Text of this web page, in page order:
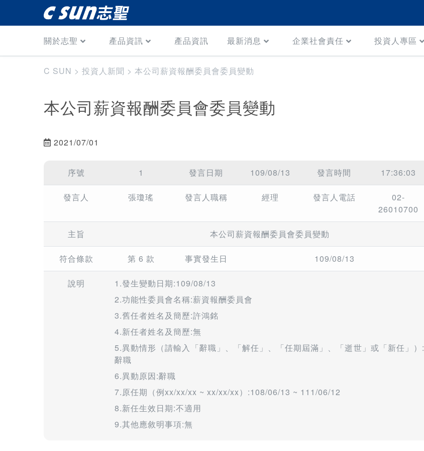
關於志聖 產品資訊 產品資訊 最新消息 企業社會責任 投資人專區
C SUN > 投資人新聞 > 本公司薪資報酬委員會委員變動
本公司薪資報酬委員會委員變動
2021/07/01
序號 1 發言日期 109/08/13 發言時間 17:36:03
發言人 張瓊瑤 發言人職稱 經理 發言人電話
02-
26010700
主旨 本公司薪資報酬委員會委員變動
符合條款 第 6 款 事實發生日 109/08/13
說明
1.發生變動日期:109/08/13
2.功能性委員會名稱:薪資報酬委員會
3.舊任者姓名及簡歷:許鴻銘
4.新任者姓名及簡歷:無
5.異動情形（請輸入「辭職」、「解任」、「任期屆滿」、「逝世」或「新任」）:
辭職
6.異動原因:辭職
7.原任期（例xx/xx/xx ~ xx/xx/xx）:108/06/13 ~ 111/06/12
8.新任生效日期:不適用
9.其他應敘明事項:無